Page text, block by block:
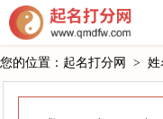
您的位置： 起名打分网 > 姓